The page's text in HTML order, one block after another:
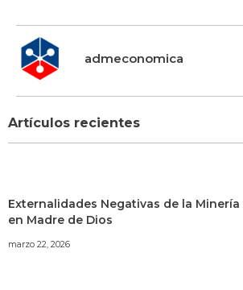
admeconomica
Artículos recientes
Externalidades Negativas de la
en Madre de Dios
marzo 22, 2026